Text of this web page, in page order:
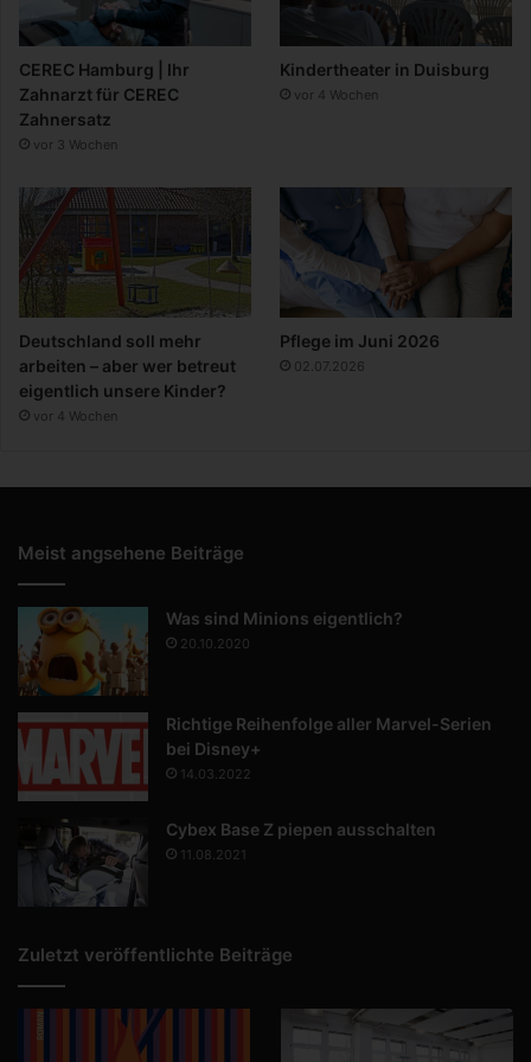
CEREC Hamburg | Ihr
Zahnarzt für CEREC
Zahnersatz
vor 3 Wochen
Kindertheater in Duisburg
vor 4 Wochen
Deutschland soll mehr
arbeiten – aber wer betreut
eigentlich unsere Kinder?
vor 4 Wochen
Pflege im Juni 2026
02.07.2026
Meist angsehene Beiträge
Was sind Minions eigentlich?
20.10.2020
Richtige Reihenfolge aller Marvel-Serien
bei Disney+
14.03.2022
Cybex Base Z piepen ausschalten
11.08.2021
Zuletzt veröffentlichte Beiträge